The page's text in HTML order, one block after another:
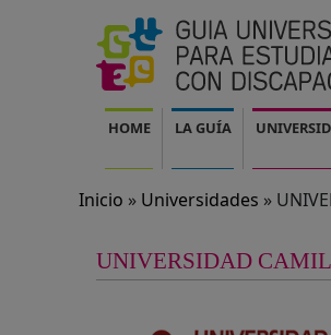
Pasar al contenido principal
Navegación principal
HOME LA GUÍA
Inicio Universidades
UNIVERSIDAD